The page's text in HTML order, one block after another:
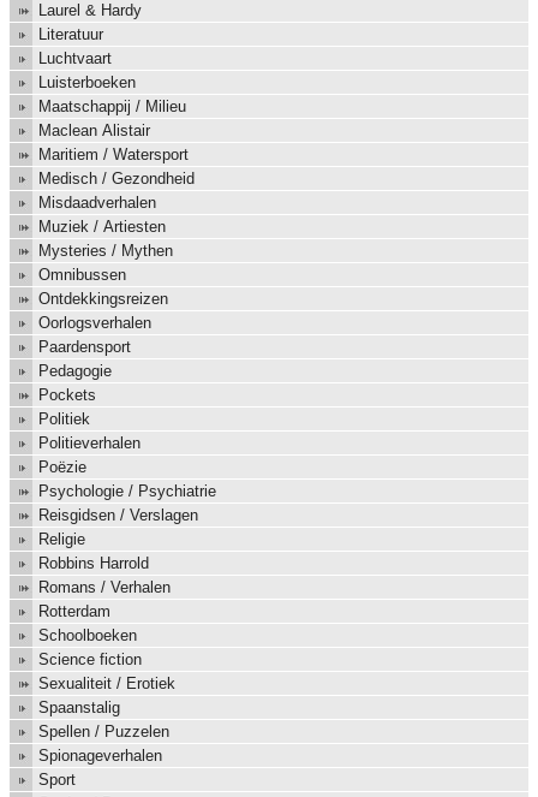
Laurel & Hardy
Literatuur
Luchtvaart
Luisterboeken
Maatschappij / Milieu
Maclean Alistair
Maritiem / Watersport
Medisch / Gezondheid
Misdaadverhalen
Muziek / Artiesten
Mysteries / Mythen
Omnibussen
Ontdekkingsreizen
Oorlogsverhalen
Paardensport
Pedagogie
Pockets
Politiek
Politieverhalen
Poëzie
Psychologie / Psychiatrie
Reisgidsen / Verslagen
Religie
Robbins Harrold
Romans / Verhalen
Rotterdam
Schoolboeken
Science fiction
Sexualiteit / Erotiek
Spaanstalig
Spellen / Puzzelen
Spionageverhalen
Sport